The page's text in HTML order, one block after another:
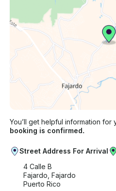
You’ll get helpful information
booking is confirmed.
Street Address For Arrival
4 Calle B
Fajardo, Fajardo
Puerto Rico